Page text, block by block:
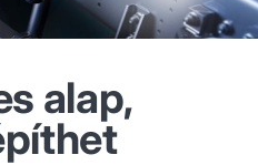
alap,